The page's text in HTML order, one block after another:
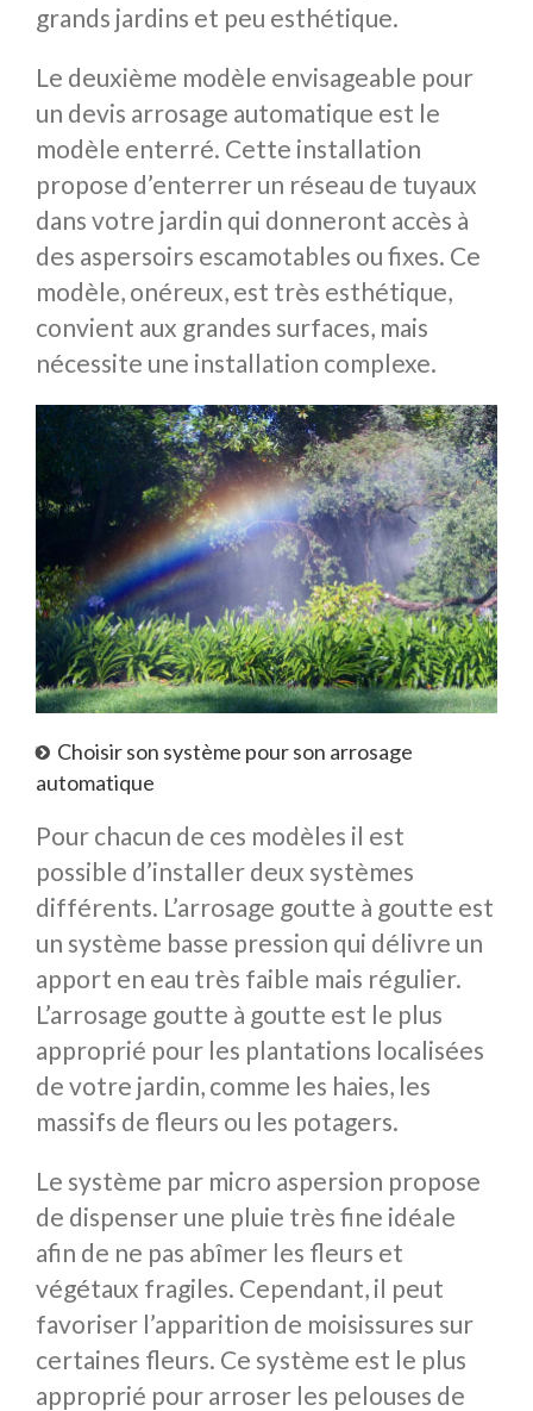
grands jardins et peu esthétique.
Le deuxième modèle envisageable pour
un devis arrosage automatique est le
modèle enterré. Cette installation
propose d’enterrer un réseau de tuyaux
dans votre jardin qui donneront accès à
des aspersoirs escamotables ou fixes. Ce
modèle, onéreux, est très esthétique,
convient aux grandes surfaces, mais
nécessite une installation complexe.
Choisir son système pour son arrosage
automatique
Pour chacun de ces modèles il est
possible d’installer deux systèmes
différents. L’arrosage goutte à goutte est
un système basse pression qui délivre un
apport en eau très faible mais régulier.
L’arrosage goutte à goutte est le plus
approprié pour les plantations localisées
de votre jardin, comme les haies, les
massifs de fleurs ou les potagers.
Le système par micro aspersion propose
de dispenser une pluie très fine idéale
afin de ne pas abîmer les fleurs et
végétaux fragiles. Cependant, il peut
favoriser l’apparition de moisissures sur
certaines fleurs. Ce système est le plus
approprié pour arroser les pelouses de